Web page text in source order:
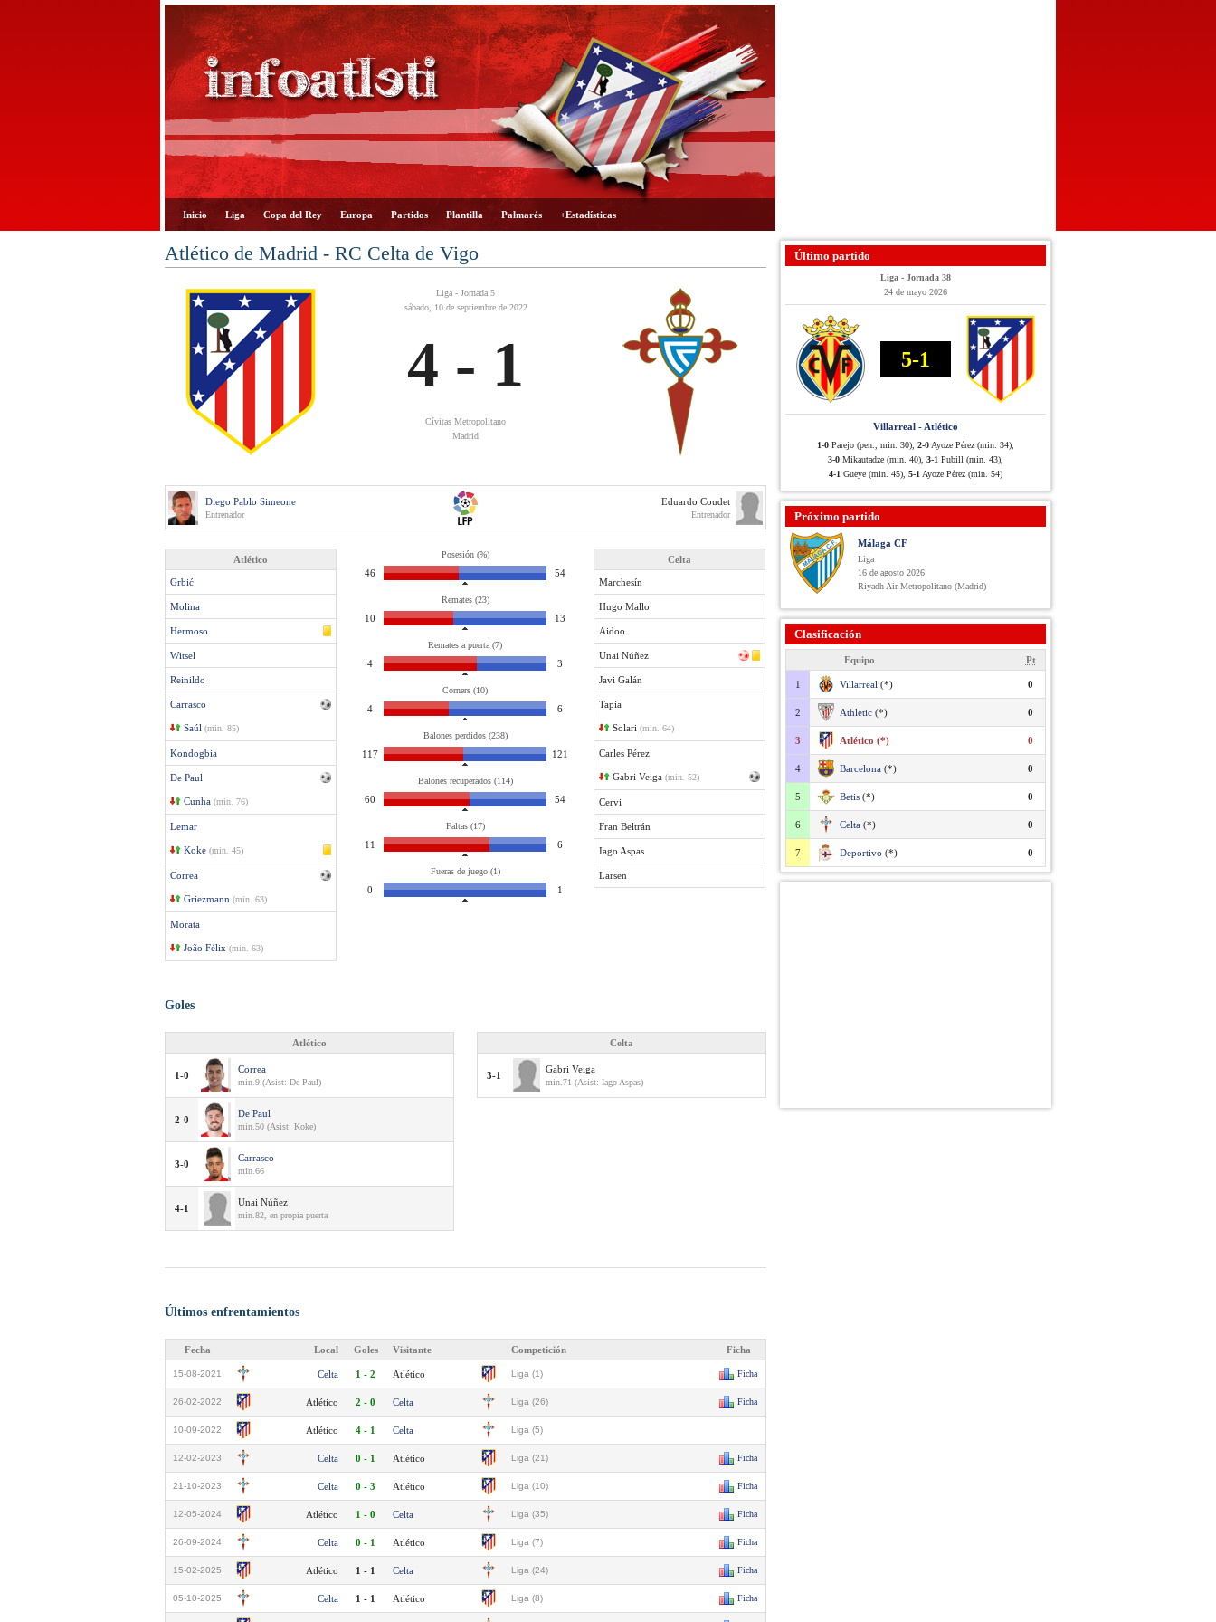
Inicio Liga Copa del Rey Europa Partidos Plantilla Palmarés +Estadísticas
Atlético de Madrid - RC Celta de Vigo
Liga - Jornada 5
sábado, 10 de septiembre de 2022
4 - 1
Cívitas Metropolitano
Madrid
Diego Pablo Simeone
Entrenador
Eduardo Coudet
Entrenador
Atlético
Grbić
Molina
Hermoso
Witsel
Reinildo
Carrasco
Saúl (min. 85)
Kondogbia
De Paul
Cunha (min. 76)
Lemar
Koke (min. 45)
Correa
Griezmann (min. 63)
Morata
João Félix (min. 63)
Posesión (%)
46 54
Remates (23)
10 13
Remates a puerta (7)
4 3
Corners (10)
4 6
Balones perdidos (238)
117 121
Balones recuperados (114)
60 54
Faltas (17)
11 6
Fueras de juego (1)
0 1
Celta
Marchesín
Hugo Mallo
Aidoo
Unai Núñez
Javi Galán
Tapia
Solari (min. 64)
Carles Pérez
Gabri Veiga (min. 52)
Cervi
Fran Beltrán
Iago Aspas
Larsen
Goles
Atlético
1-0
Correa
min.9 (Asist: De Paul)
2-0
De Paul
min.50 (Asist: Koke)
3-0
Carrasco
min.66
4-1
Unai Núñez
min.82, en propia puerta
Celta
3-1
Gabri Veiga
min.71 (Asist: Iago Aspas)
Últimos enfrentamientos
Fecha Local Goles Visitante Competición Ficha
15-08-2021 Celta 1 - 2 Atlético Liga (1) Ficha
26-02-2022 Atlético 2 - 0 Celta Liga (26) Ficha
10-09-2022 Atlético 4 - 1 Celta Liga (5)
12-02-2023 Celta 0 - 1 Atlético Liga (21) Ficha
21-10-2023 Celta 0 - 3 Atlético Liga (10) Ficha
12-05-2024 Atlético 1 - 0 Celta Liga (35) Ficha
26-09-2024 Celta 0 - 1 Atlético Liga (7) Ficha
15-02-2025 Atlético 1 - 1 Celta Liga (24) Ficha
05-10-2025 Celta 1 - 1 Atlético Liga (8) Ficha
Último partido
Liga - Jornada 38
24 de mayo 2026
5-1
Villarreal - Atlético
1-0 Parejo (pen., min. 30), 2-0 Ayoze Pérez (min. 34),
3-0 Mikautadze (min. 40), 3-1 Pubill (min. 43),
4-1 Gueye (min. 45), 5-1 Ayoze Pérez (min. 54)
Próximo partido
Málaga CF
Liga
16 de agosto 2026
Riyadh Air Metropolitano (Madrid)
Clasificación
Equipo Pt
1 Villarreal (*) 0
2 Athletic (*) 0
3 Atlético (*) 0
4 Barcelona (*) 0
5 Betis (*) 0
6 Celta (*) 0
7 Deportivo (*) 0